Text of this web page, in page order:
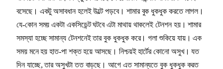
বসেছে। একটু অসাবধান হলেই উল্টে পড়বে। শামার বুক ধুকধুক করতে লাগল।
যে-কোন সময় একটা একসিডেন্ট ঘটবে এটা মাথায় থাকলেই টেনশন হয়। শামার
সমস্যা হচ্ছে সামান্য টেনশনেই তার বুক ধুকধুক করে। গলা শুকিয়ে যায়। এক
সময় মনে হয় হাত-পা শক্ত হয়ে আসছে। নিশ্চয়ই হার্টের কোনো অসুখ। যত
দিন যাচ্ছে, তার অসুখটা তত বাড়ছে। আগে এত সামান্যতে বুক ধুকধুক করত